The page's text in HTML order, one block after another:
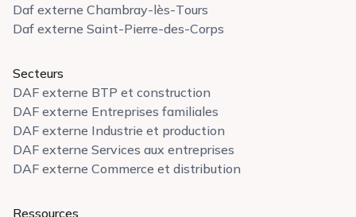
Daf externe Chambray-lès-Tours
Daf externe Saint-Pierre-des-Corps
Secteurs
DAF externe BTP et construction
DAF externe Entreprises familiales
DAF externe Industrie et production
DAF externe Services aux entreprises
DAF externe Commerce et distribution
Ressources